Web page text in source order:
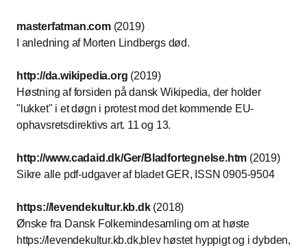
masterfatman.com(2019)
I anledning af Morten Lindbergs død.
http://da.wikipedia.org (2019)
Høstning af forsiden på dansk Wikipedia, der holder
"lukket" i et døgn i protest mod det kommende EU-
ophavsretsdirektivs art. 11 og 13.
http://www.cadaid.dk/Ger/Bladfortegnelse.htm (2019)
Sikre alle pdf-udgaver af bladet GER, ISSN 0905-9504
https://levendekultur.kb.dk(2018)
Ønske fra Dansk Folkemindesamling om at høste
https://levendekultur.kb.dk,blev høstet hyppigt og i dybden,